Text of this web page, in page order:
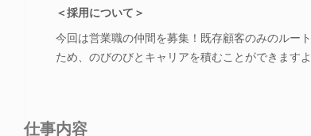
＜採用について＞
今回は営業職の仲間を募集！既存顧客のみのルー
ため、のびのびとキャリアを積むことができますよ
仕事内容